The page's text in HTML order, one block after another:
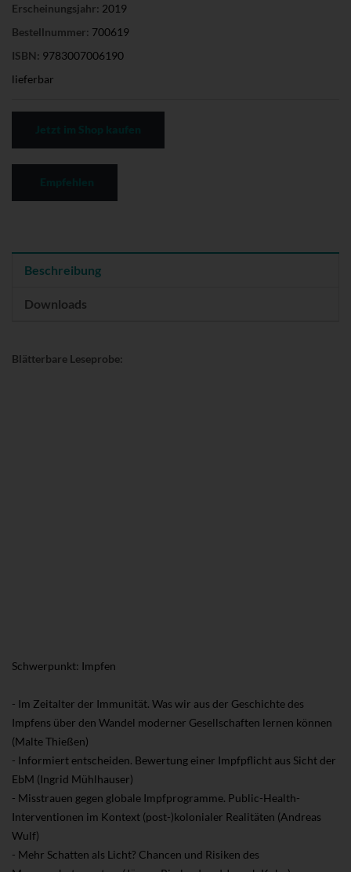
Erscheinungsjahr: 2019
Bestellnummer: 700619
ISBN: 9783007006190
lieferbar
Beschreibung
Downloads
Blätterbare Leseprobe:
Schwerpunkt: Impfen
- Im Zeitalter der Immunität. Was wir aus der Geschichte des
Impfens über den Wandel moderner Gesellschaften lernen können
(Malte Thießen)
- Informiert entscheiden. Bewertung einer Impfpflicht aus Sicht der
EbM (Ingrid Mühlhauser)
- Misstrauen gegen globale Impfprogramme. Public-Health-
Interventionen im Kontext (post-)kolonialer Realitäten (Andreas
Wulf)
- Mehr Schatten als Licht? Chancen und Risiken des